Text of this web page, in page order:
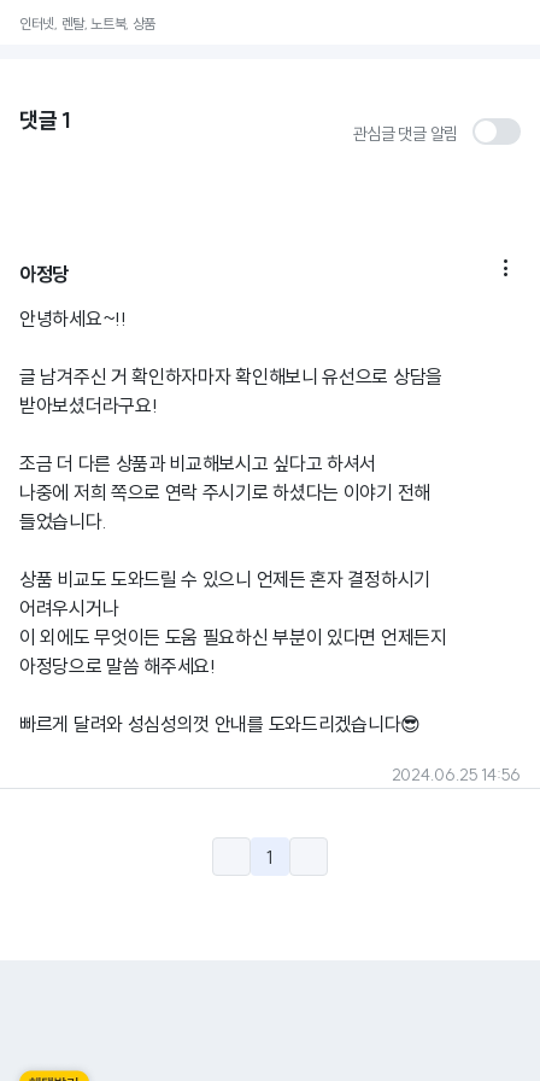
인터넷, 렌탈, 노트북, 상품
댓글 1 관심글 댓글 알림
아정당 
안녕하세요~!!
글 남겨주신 거 확인하자마자 확인해보니 유선으로 상담을
받아보셨더라구요!
조금 더 다른 상품과 비교해보시고 싶다고 하셔서
나중에 저희 쪽으로 연락 주시기로 하셨다는 이야기 전해
들었습니다.
상품 비교도 도와드릴 수 있으니 언제든 혼자 결정하시기
어려우시거나
이 외에도 무엇이든 도움 필요하신 부분이 있다면 언제든지
아정당으로 말씀 해주세요!
빠르게 달려와 성심성의껏 안내를 도와드리겠습니다😎
2024.06.25 14:56
1